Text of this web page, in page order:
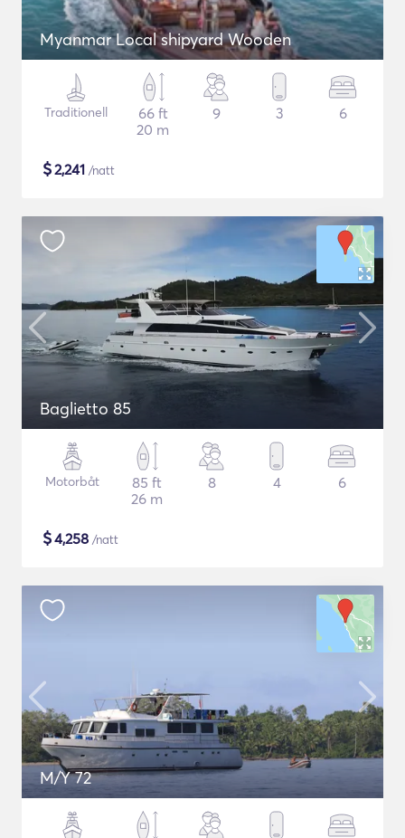
Myanmar Local shipyard Wooden
Traditionell
66 ft
20 m
9 3 6
$2,241 /natt
Baglietto 85
Motorbåt
85 ft
26 m
8 4 6
$4,258 /natt
M/Y 72